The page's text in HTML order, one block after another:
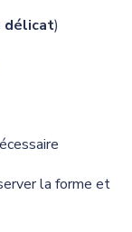
délicat)
la forme et